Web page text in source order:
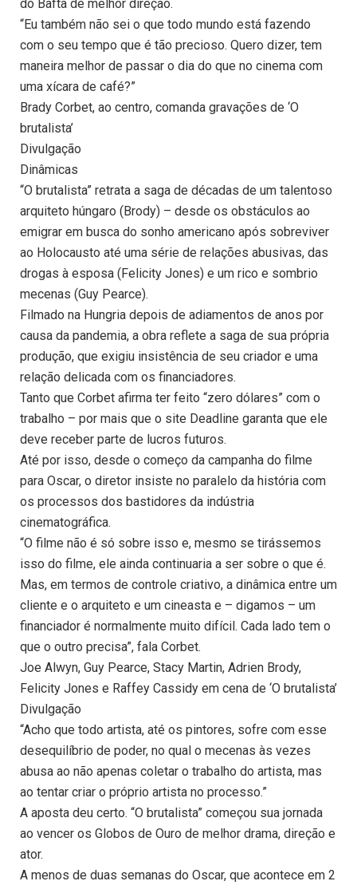
do Bafta de melhor direção.
“Eu também não sei o que todo mundo está fazendo
com o seu tempo que é tão precioso. Quero dizer, tem
maneira melhor de passar o dia do que no cinema com
uma xícara de café?”
Brady Corbet, ao centro, comanda gravações de ‘O
brutalista’
Divulgação
Dinâmicas
“O brutalista” retrata a saga de décadas de um talentoso
arquiteto húngaro (Brody) – desde os obstáculos ao
emigrar em busca do sonho americano após sobreviver
ao Holocausto até uma série de relações abusivas, das
drogas à esposa (Felicity Jones) e um rico e sombrio
mecenas (Guy Pearce).
Filmado na Hungria depois de adiamentos de anos por
causa da pandemia, a obra reflete a saga de sua própria
produção, que exigiu insistência de seu criador e uma
relação delicada com os financiadores.
Tanto que Corbet afirma ter feito “zero dólares” com o
trabalho – por mais que o site Deadline garanta que ele
deve receber parte de lucros futuros.
Até por isso, desde o começo da campanha do filme
para Oscar, o diretor insiste no paralelo da história com
os processos dos bastidores da indústria
cinematográfica.
“O filme não é só sobre isso e, mesmo se tirássemos
isso do filme, ele ainda continuaria a ser sobre o que é.
Mas, em termos de controle criativo, a dinâmica entre um
cliente e o arquiteto e um cineasta e – digamos – um
financiador é normalmente muito difícil. Cada lado tem o
que o outro precisa”, fala Corbet.
Joe Alwyn, Guy Pearce, Stacy Martin, Adrien Brody,
Felicity Jones e Raffey Cassidy em cena de ‘O brutalista’
Divulgação
“Acho que todo artista, até os pintores, sofre com esse
desequilíbrio de poder, no qual o mecenas às vezes
abusa ao não apenas coletar o trabalho do artista, mas
ao tentar criar o próprio artista no processo.”
A aposta deu certo. “O brutalista” começou sua jornada
ao vencer os Globos de Ouro de melhor drama, direção e
ator.
A menos de duas semanas do Oscar, que acontece em 2